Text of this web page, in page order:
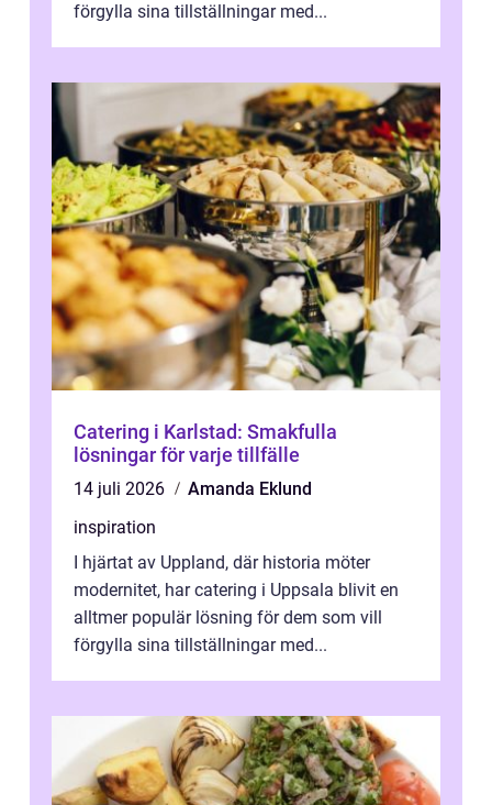
förgylla sina tillställningar med...
Catering i Karlstad: Smakfulla
lösningar för varje tillfälle
14 juli 2026
Amanda Eklund
inspiration
I hjärtat av Uppland, där historia möter
modernitet, har catering i Uppsala blivit en
alltmer populär lösning för dem som vill
förgylla sina tillställningar med...